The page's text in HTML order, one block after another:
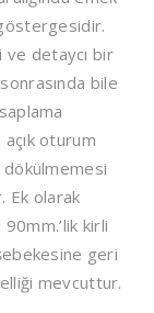
ve detaycı bir
bile
oturum
dökülmemesi
Ek olarak
kirli
geri
mevcuttur.